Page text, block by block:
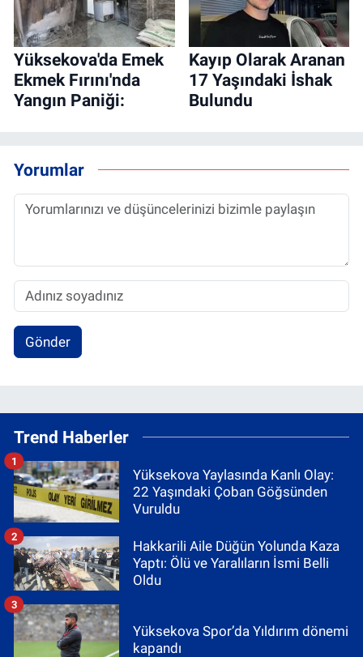
Yüksekova'da Emek
Ekmek Fırını'nda
Yangın Paniği:
Kayıp Olarak Aranan
17 Yaşındaki İshak
Bulundu
Yorumlar
Gönder
Trend Haberler
Yüksekova Yaylasında Kanlı Olay:
22 Yaşındaki Çoban Göğsünden
Vuruldu
1
Hakkarili Aile Düğün Yolunda Kaza
Yaptı: Ölü ve Yaralıların İsmi Belli
Oldu
2
Yüksekova Spor’da Yıldırım dönemi
kapandı
3